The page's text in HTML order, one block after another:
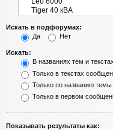
Искать в подфорумах:
Да
Нет
Искать:
В названиях тем и
Только в текстах
Только по названию темы
Только в первом
Показывать результаты как: